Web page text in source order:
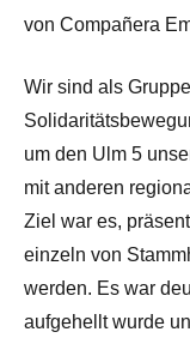
von Compañera
Wir sind als
um den Ulm 5
mit anderen
Ziel war es,
einzeln von
werden. Es war
aufgehellt wurde